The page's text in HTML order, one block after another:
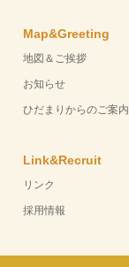
Map&Greeting
地図＆ご挨拶
お知らせ
ひだまりからのご案内
Link&Recruit
リンク
採用情報